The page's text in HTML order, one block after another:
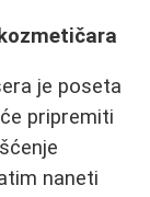
je poseta
pripremiti
naneti